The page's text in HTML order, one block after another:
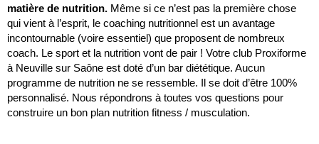
matière de nutrition. Même si ce n’est pas la première chose
qui vient à l’esprit, le coaching nutritionnel est un avantage
incontournable (voire essentiel) que proposent de nombreux
coach. Le sport et la nutrition vont de pair ! Votre club Proxiforme
à Neuville sur Saône est doté d’un bar diététique. Aucun
programme de nutrition ne se ressemble. Il se doit d’être 100%
personnalisé. Nous répondrons à toutes vos questions pour
construire un bon plan nutrition fitness / musculation.